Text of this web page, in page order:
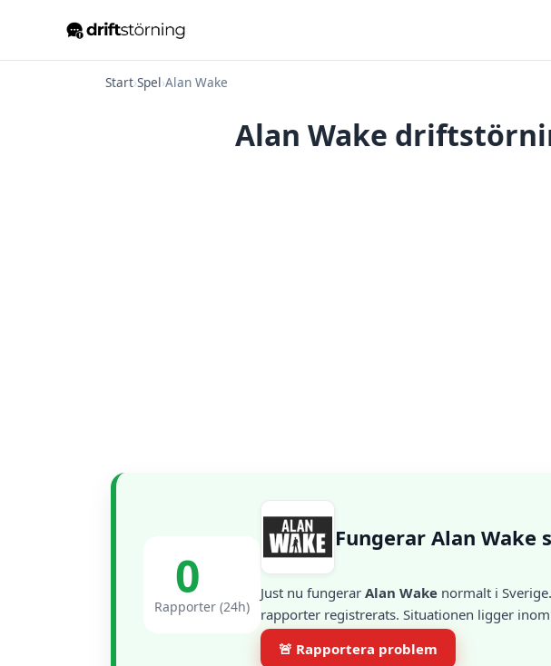
Start›Spel›Alan Wake
Alan Wake
0
Rapporter (24h)
Fungerar Alan Wake
Just nu fungerar Alan Wake normalt i
rapporter registrerats. Situationen ligger
🚨 Rapportera problem